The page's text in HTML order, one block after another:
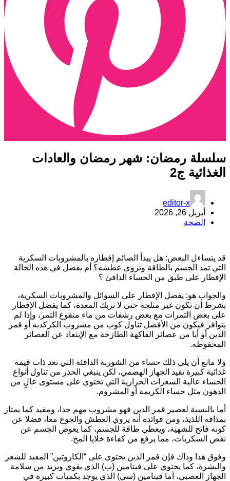
رمضان: شهر رمضان والعادات
ج2
editor-x
أبريل 26, 2026
الصحة
يتساءل البعض: هل يبدأ الصائم إفطاره بالمشروبات السكرية
تمد الجسم بالطاقة وتروي عطشه؟ أم يفضل في هذه الحالة
على طبق من الحساء الدافئ ؟
هو: يفضل الإفطار على السوائل والمشروبات السكرية،
أن تكون غير مثلجة حتى لا تربك المعدة، كما يفضل الإفطار
بعض التمرات مع بعض رشفات من ماء منقوع التمر، وإذا لم
فيكون من الأفضل تناول كوب من مشروب الكركديه أو قمر
أو أيا من عصائر الفاكهة الطازجة مع الإبتعاد عن العصائر
مانع أن يلي ذلك حساء من الشوربة الدافئة التي تعد ذات قيمة
كبيرة تفيد الجهاز الهضمي، لكن ينبغي الحذر من تناول أنواع
عالية السعرات الحرارية التي تحتوي على مستوى عالٍ من
مثل حساء الكريمة أو المشروم.
بالنسبة لعصير قمر الدين فهو مشروب مهم جدا، ومفيد كما يمتاز
اللذيذ، ومن فوائده أنه يروي العطش والجوع معا، فضلا عن
فاتح للشهية، ويعطي طاقة للجسم، كما يعوض الجسم عن
السكريات، مما يرفع من كفاءة خلايا المخ.
هذا وذاك فإن قمر الدين يحتوي على “الكاروتين” المفيد للشعر
كما يحتوي على فيتامين (ب) الذي يقوي ويزيد من سلامة
العصبي، أما فيتامين (سي) الذي يوجد بكميات كبيرة في